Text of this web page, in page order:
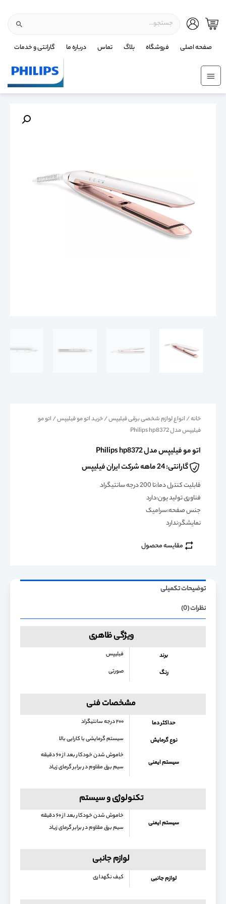
صفحه اصلی فروشگاه بلاگ تماس درباره ما گارانتی و خدمات
خانه/ انواع لوازم شخصی برقی فیلیپس/خرید اتو مو فیلیپس/ اتو مو
فیلیپس مدل Philips hp8372
اتو مو فیلیپس مدل Philips hp8372
گارانتی: 24 ماهه شرکت ایران فیلیپس
قابلیت کنترل دما:تا 200 درجه سانتیگراد
فناوری تولید یون:دارد
جنس صفحه:سرامیک
نمایشگر:ندارد
مقایسه محصول
توضیحات تکمیلی
نظرات (0)
ویژگی ظاهری
برند فیلیپس
رنگ صورتی
مشخصات فنی
حداکثر دما ۲۰۰ درجه سانتیگراد
نوع گرمایش سیستم گرمایشی با کارایی بالا
سیستم ایمنی
خاموش شدن خودکار بعد از ۶۰ دقیقه
سیم برق مقاوم در برابر گرمای زیاد
تکنولوژی و سیستم
سیستم ایمنی
خاموش شدن خودکار بعد از ۶۰ دقیقه
سیم برق مقاوم در برابر گرمای زیاد
لوازم جانبی
لوازم جانبی کیف نگهداری